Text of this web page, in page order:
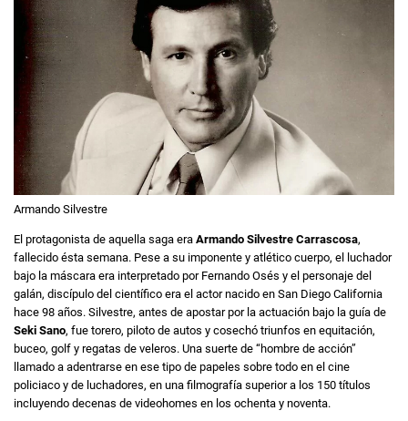
Armando Silvestre
El protagonista de aquella saga era Armando Silvestre Carrascosa,
fallecido ésta semana. Pese a su imponente y atlético cuerpo, el luchador
bajo la máscara era interpretado por Fernando Osés y el personaje del
galán, discípulo del científico era el actor nacido en San Diego California
hace 98 años. Silvestre, antes de apostar por la actuación bajo la guía de
Seki Sano, fue torero, piloto de autos y cosechó triunfos en equitación,
buceo, golf y regatas de veleros. Una suerte de “hombre de acción”
llamado a adentrarse en ese tipo de papeles sobre todo en el cine
policiaco y de luchadores, en una filmografía superior a los 150 títulos
incluyendo decenas de videohomes en los ochenta y noventa.